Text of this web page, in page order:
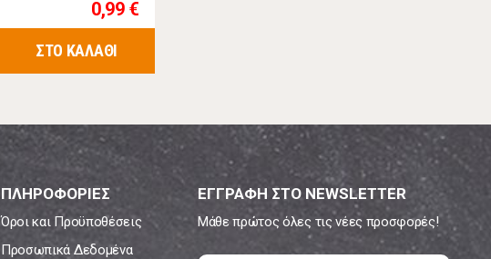
0,99 €
ΣΤΟ ΚΑΛΑΘΙ
ΠΛΗΡΟΦΟΡΙΕΣ
Όροι και Προϋποθέσεις
Προσωπικά Δεδομένα
ΕΓΓΡΑΦΗ ΣΤΟ NEWSLETTER
Μάθε πρώτος όλες τις νέες προσφορές!